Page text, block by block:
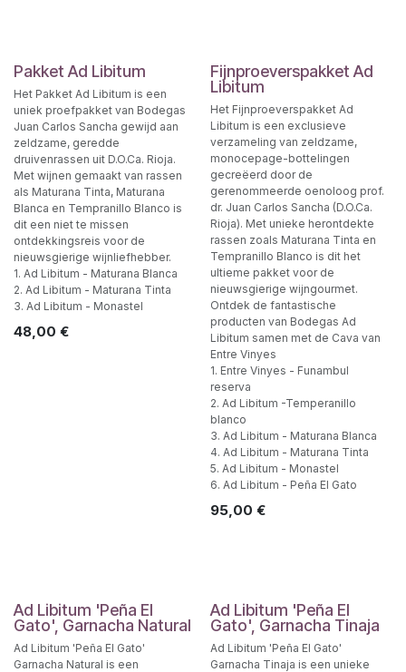
Pakket Ad Libitum
Het Pakket Ad Libitum is een
uniek proefpakket van Bodegas
Juan Carlos Sancha gewijd aan
zeldzame, geredde
druivenrassen uit D.O.Ca. Rioja.
Met wijnen gemaakt van rassen
als Maturana Tinta, Maturana
Blanca en Tempranillo Blanco is
dit een niet te missen
ontdekkingsreis voor de
nieuwsgierige wijnliefhebber.
1. Ad Libitum - Maturana Blanca
2. Ad Libitum - Maturana Tinta
3. Ad Libitum - Monastel
48,00 €
Fijnproeverspakket Ad
Libitum
Het Fijnproeverspakket Ad
Libitum is een exclusieve
verzameling van zeldzame,
monocepage-bottelingen
gecreëerd door de
gerenommeerde oenoloog prof.
dr. Juan Carlos Sancha (D.O.Ca.
Rioja). Met unieke herontdekte
rassen zoals Maturana Tinta en
Tempranillo Blanco is dit het
ultieme pakket voor de
nieuwsgierige wijngourmet.
Ontdek de fantastische
producten van Bodegas Ad
Libitum samen met de Cava van
Entre Vinyes
1. Entre Vinyes - Funambul
reserva
2. Ad Libitum -Temperanillo
blanco
3. Ad Libitum - Maturana Blanca
4. Ad Libitum - Maturana Tinta
5. Ad Libitum - Monastel
6. Ad Libitum - Peña El Gato
95,00 €
Ad Libitum 'Peña El
Gato', Garnacha Natural
Ad Libitum 'Peña El Gato'
Garnacha Natural is een
Ad Libitum 'Peña El
Gato', Garnacha Tinaja
Ad Libitum 'Peña El Gato'
Garnacha Tinaja is een unieke